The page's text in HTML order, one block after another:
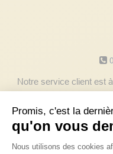
Promis, c'est la
qu'on vous
Plateforme de
Nous utilisons des cookies
Notre service client est